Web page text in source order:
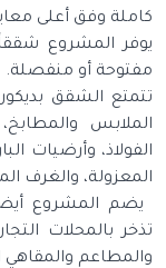
كاملة وفق أعلى
مفتوحة أو منفصلة.
تتمتع الشقق
الملابس
الفولاذ، وأرضيات
المعزولة، والغرف
تذخر بالمحلات
والمطاعم والمقاهي